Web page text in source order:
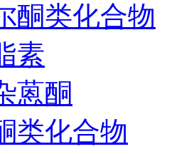
酮类化合物
素
蒽酮
类化合物